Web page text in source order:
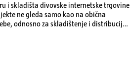
i skladišta divovske internetske trgovine
ne gleda samo kao na obična
odnosno za skladištenje i distribuciju
način da se ekonomske posljedice